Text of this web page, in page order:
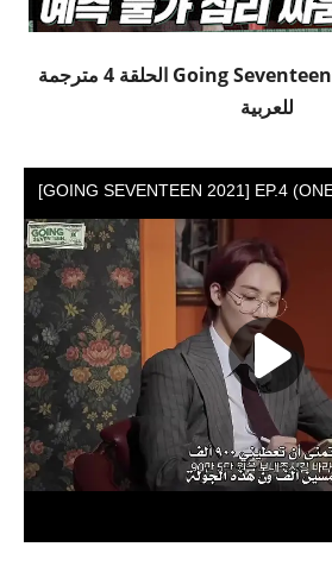
برنامج سفنتين Going Seventeen 2021 الحلقة 4 مترجمة
للعربية